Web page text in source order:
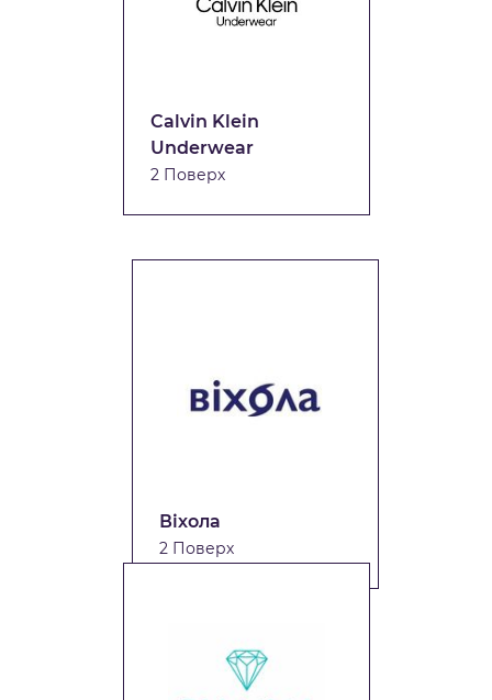
Calvin Klein
Underwear
2 Поверх
Віхола
2 Поверх